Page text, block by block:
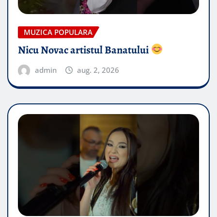
MUZICA POPULARA
Nicu Novac artistul Banatului
admin aug. 2, 2026